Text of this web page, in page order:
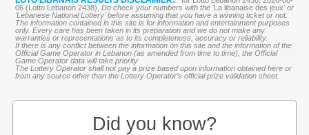
06 (Lotto Lebanon 2438), Do check your numbers with the 'La libanaise des jeux' or
'Lebanese National Lottery' before assuming that you have a winning ticket or not.
The information contained in this site is for information and entertainment purposes
only. Every care has been taken in its preparation and we do not make any
warranties or representations as to its completeness, accuracy or reliability.
If there is any conflict between the information on this site and the information of the
Official Game Operator in Lebanon (as amended from time to time), the Official
Game Operator data will take priority
The Lottery Operator shall not pay a prize based upon information obtained here or
from any source other than the Lottery Operator’s official prize validation sheet.
Did you know?